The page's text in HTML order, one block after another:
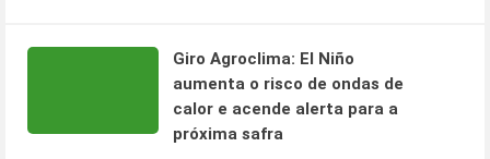
Giro Agroclima: El Niño
aumenta o risco de ondas de
calor e acende alerta para a
próxima safra